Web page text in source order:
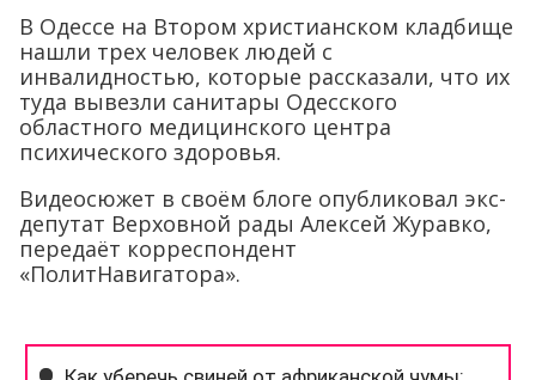
В Одессе на Втором христианском кладбище
нашли трех человек людей с
инвалидностью, которые рассказали, что их
туда вывезли санитары Одесского
областного медицинского центра
психического здоровья.
Видеосюжет в своём блоге опубликовал экс-
депутат Верховной рады Алексей Журавко,
передаёт корреспондент
«ПолитНавигатора».